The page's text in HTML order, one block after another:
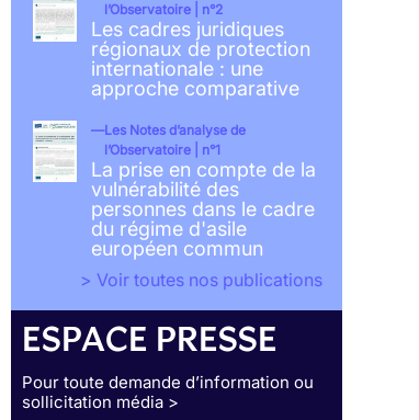
l’Observatoire | n°2
Les cadres juridiques
régionaux de protection
internationale : une
approche comparative
Les Notes d’analyse de
l’Observatoire | n°1
La prise en compte de la
vulnérabilité des
personnes dans le cadre
du régime d'asile
européen commun
> Voir toutes nos publications
ESPACE PRESSE
Pour toute demande d’information ou
sollicitation média >